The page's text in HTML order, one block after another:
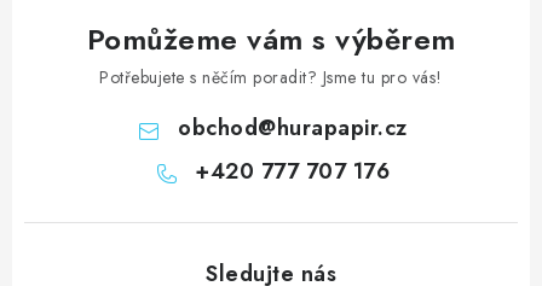
Pomůžeme vám s výběrem
Potřebujete s něčím poradit? Jsme tu pro vás!
obchod@hurapapir.cz
+420 777 707 176